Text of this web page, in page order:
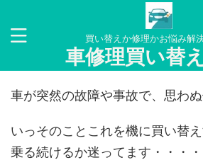
買い替えか修理かお悩み解
車修理買い替
車が突然の故障や事故で、思わぬ
いっそのことこれを機に買い替
乗る続けるか迷ってます・・・・